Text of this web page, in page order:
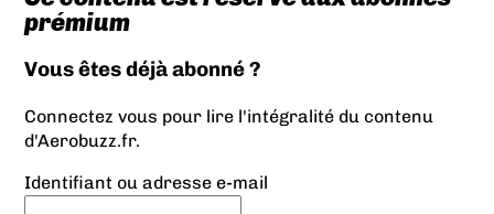
prémium
Vous êtes déjà abonné ?
Connectez vous pour lire l'intégralité du contenu
d'Aerobuzz.fr.
Identifiant ou adresse e-mail